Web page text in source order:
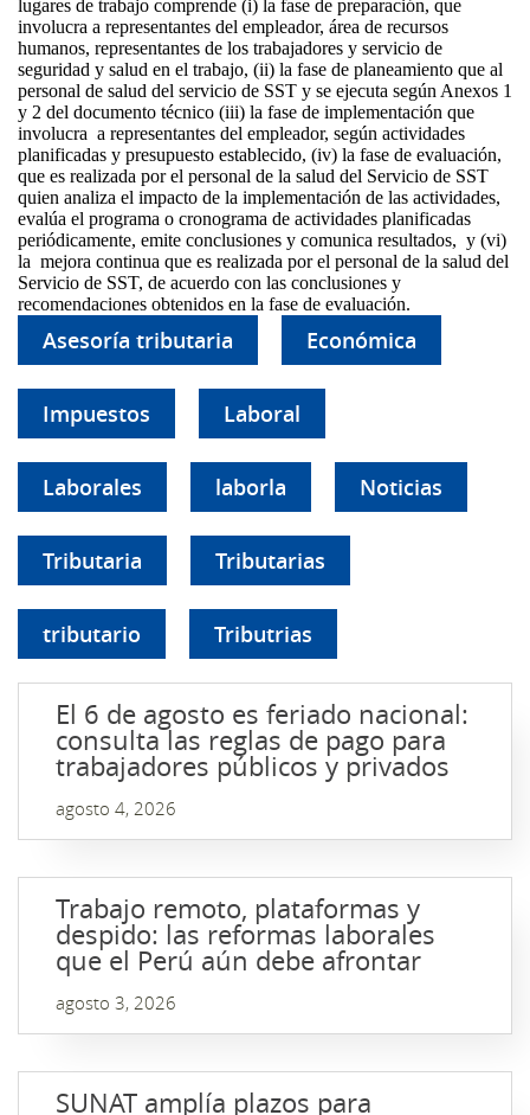
lugares de trabajo comprende (i) la fase de preparación, que
involucra a representantes del empleador, área de recursos
humanos, representantes de los trabajadores y servicio de
seguridad y salud en el trabajo, (ii) la fase de planeamiento que al
personal de salud del servicio de SST y se ejecuta según Anexos 1
y 2 del documento técnico (iii) la fase de implementación que
involucra a representantes del empleador, según actividades
planificadas y presupuesto establecido, (iv) la fase de evaluación,
que es realizada por el personal de la salud del Servicio de SST
quien analiza el impacto de la implementación de las actividades,
evalúa el programa o cronograma de actividades planificadas
periódicamente, emite conclusiones y comunica resultados, y (vi)
la mejora continua que es realizada por el personal de la salud del
Servicio de SST, de acuerdo con las conclusiones y
recomendaciones obtenidos en la fase de evaluación.
Asesoría tributaria Económica
Impuestos Laboral
Laborales laborla Noticias
Tributaria Tributarias
tributario Tributrias
El 6 de agosto es feriado nacional:
consulta las reglas de pago para
trabajadores públicos y privados
agosto 4, 2026
Trabajo remoto, plataformas y
despido: las reformas laborales
que el Perú aún debe afrontar
agosto 3, 2026
SUNAT amplía plazos para